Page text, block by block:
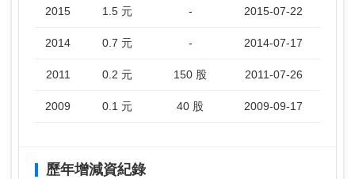
2015 1.5 元 - 2015-07-22
2014 0.7 元 - 2014-07-17
2011 0.2 元 150 股 2011-07-26
2009 0.1 元 40 股 2009-09-17
歷年增減資紀錄